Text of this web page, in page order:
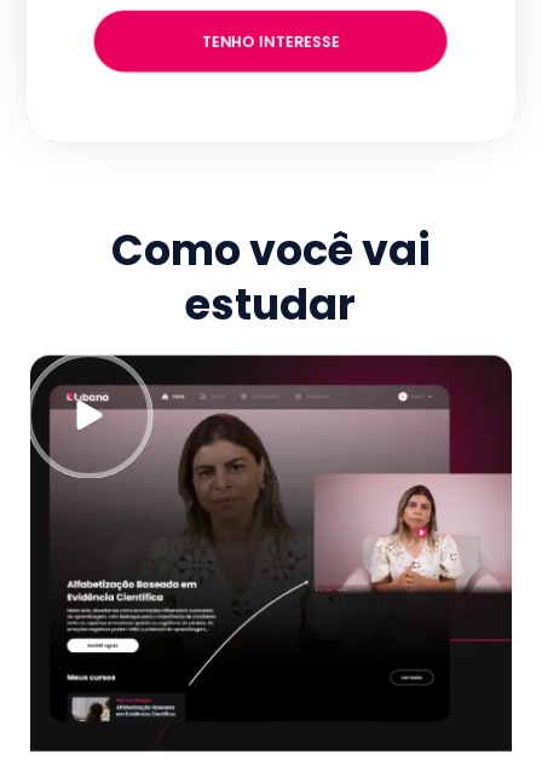
TENHO INTERESSE
Como você vai
estudar